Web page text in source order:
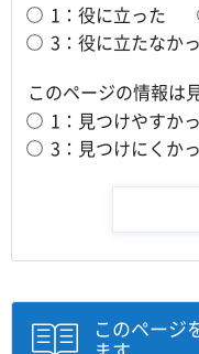
1：役に立った
3：役に立たなか
このページの情報は
1：見つけやすか
3：見つけにくか
このページ